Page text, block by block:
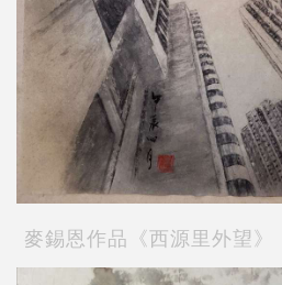
麥錫恩作品《西源里外望》